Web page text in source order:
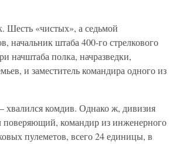
Шесть «чистых», а седьмой
начальник штаба 400-го стрелкового
начштаба полка, начразведки,
и заместитель командира одного из
комдив. Однако ж, дивизия
поверяющий, командир из инженерного
пулеметов, всего 24 единицы, в